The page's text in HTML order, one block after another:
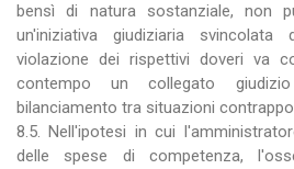
bensì di natura sostanziale, non
un'iniziativa giudiziaria
violazione dei rispettivi doveri va
contempo un collegato
bilanciamento tra situazioni
8.5. Nell'ipotesi in cui
delle spese di competenza,